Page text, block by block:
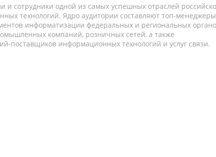
и сотрудники одной из самых успешных отраслей
технологий. Ядро аудитории составляют топ-
информатизации федеральных и региональных
компаний, розничных сетей, а также
поставщиков информационных технологий и услуг связи.